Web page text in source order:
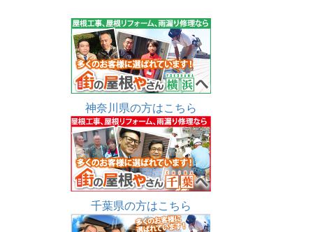
神奈川県の方はこちら
千葉県の方はこちら